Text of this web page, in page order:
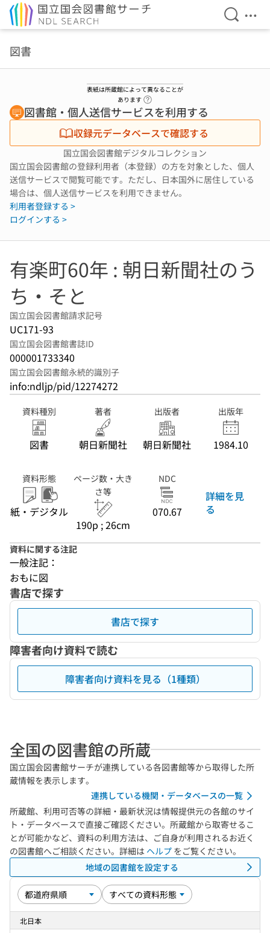
検索を
メ
図書
表紙は所蔵館によって異なることが
あります
図書館・個人送信サービスを利用する
収録元データベースで確認する
国立国会図書館デジタルコレクション
国立国会図書館の登録利用者（本登録）の方を対象とした、個人
送信サービスで閲覧可能です。ただし、日本国外に居住している
場合は、個人送信サービスを利用できません。
利用者登録する >
ログインする >
有楽町60年 : 朝日新聞社のう
ち・そと
国立国会図書館請求記号
UC171-93
国立国会図書館書誌ID
000001733340
国立国会図書館永続的識別子
info:ndljp/pid/12274272
資料種別
図書
著者
朝日新聞社
出版者
朝日新聞社
出版年
1984.10
資料形態
紙・デジタル
ページ数・大き
さ等
190p ; 26cm
NDC
070.67
詳細を見
る
資料に関する注記
一般注記：
おもに図
書店で探す
書店で探す
障害者向け資料で読む
障害者向け資料を見る（1種類）
全国の図書館の所蔵
国立国会図書館サーチが連携している各図書館等から取得した所
蔵情報を表示します。
連携している機関・データベースの一覧
所蔵館、利用可否等の詳細・最新状況は情報提供元の各館のサイ
ト・データベースで直接ご確認ください。所蔵館から取寄せるこ
とが可能かなど、資料の利用方法は、ご自身が利用されるお近く
の図書館へご相談ください。詳細は ヘルプ をご覧ください。
地域の図書館を設定する
北日本